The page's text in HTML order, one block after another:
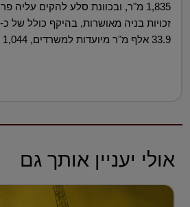
1,835 מ"ר, ובכוונת סלע להקים
33.9 אלף מ"ר מיועדות למשרדים, 1,044 מ"ר לשטחי מסחר
אולי יעניין אותך גם